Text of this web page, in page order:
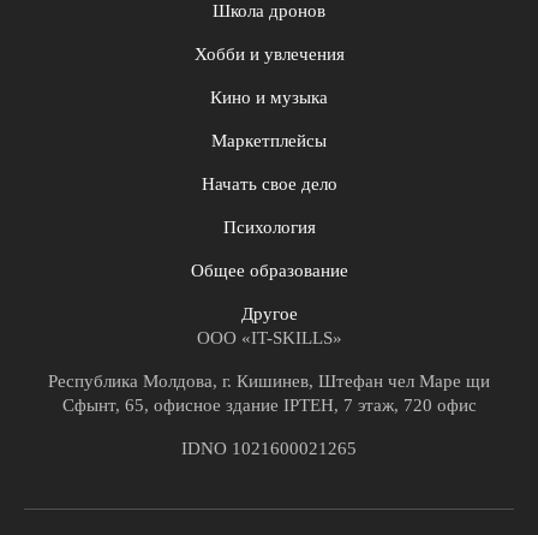
Школа дронов
Хобби и увлечения
Кино и музыка
Маркетплейсы
Начать свое дело
Психология
Общее образование
Другое
ООО «IT-SKILLS»
Республика Молдова, г. Кишинев, Штефан чел Маре щи
Сфынт, 65, офисное здание IPTEH, 7 этаж, 720 офис
IDNO 1021600021265